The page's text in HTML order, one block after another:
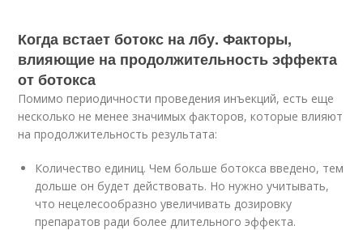
Когда встает ботокс на лбу. Факторы,
влияющие на продолжительность эффекта
от ботокса
Помимо периодичности проведения инъекций, есть еще
несколько не менее значимых факторов, которые влияют
на продолжительность результата:
Количество единиц. Чем больше ботокса введено, тем
дольше он будет действовать. Но нужно учитывать,
что нецелесообразно увеличивать дозировку
препаратов ради более длительного эффекта.